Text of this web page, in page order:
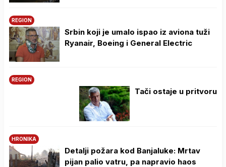
REGION
Srbin koji je umalo ispao iz aviona tuži
Ryanair, Boeing i General Electric
REGION
Tači ostaje u pritvoru
HRONIKA
Detalji požara kod Banjaluke: Mrtav
pijan palio vatru, pa napravio haos